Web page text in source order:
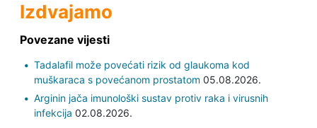
Izdvajamo
Povezane vijesti
Tadalafil može povećati rizik od glaukoma kod
muškaraca s povećanom prostatom 05.08.2026.
Arginin jača imunološki sustav protiv raka i virusnih
infekcija 02.08.2026.